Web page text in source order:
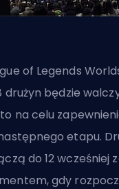
of Legends
drużyn będzie
na celu
etapu.
do 12
gdy